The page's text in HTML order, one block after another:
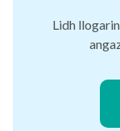
Lidh